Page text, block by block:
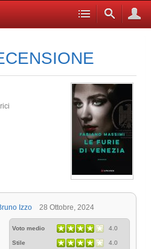
Izzo 28 Ottobre, 2024
Voto medio 4.0
Stile 4.0